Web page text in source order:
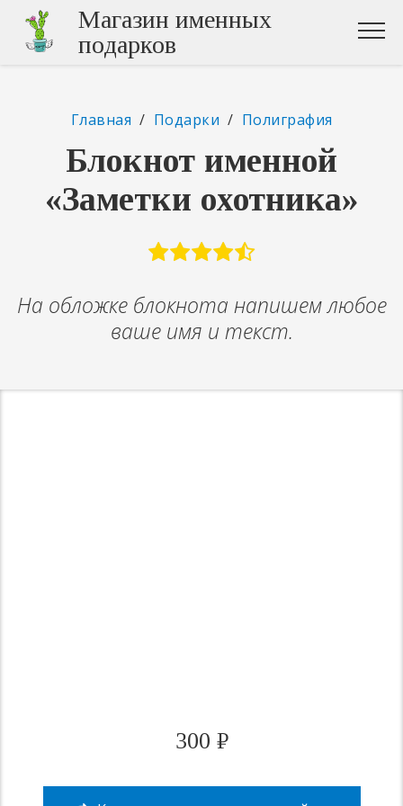
Магазин именных
подарков
Главная / Подарки / Полиграфия
Блокнот именной
«Заметки охотника»
На обложке блокнота напишем любое
ваше имя и текст.
300 ₽